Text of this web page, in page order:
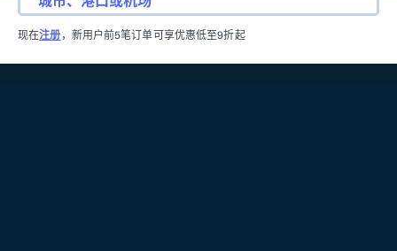
现在注册 ，新用户前5笔订单可享优惠低至9折起